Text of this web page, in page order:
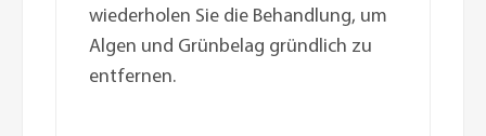
wiederholen Sie die Behandlung, um
Algen und Grünbelag gründlich zu
entfernen.